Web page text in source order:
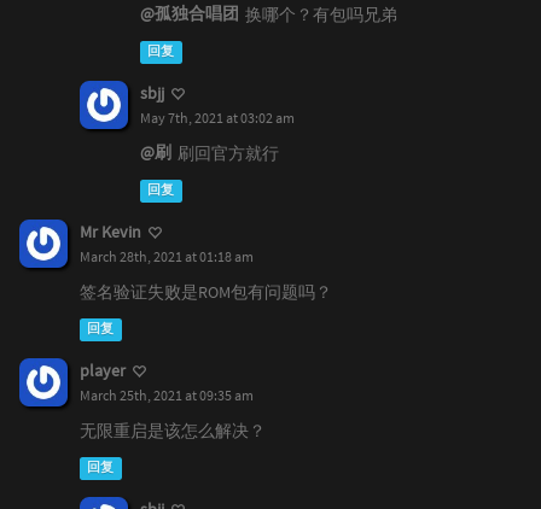
@孤独合唱团 换哪个？有包吗兄弟
回复
sbjj
May 7th, 2021 at 03:02 am
@刷 刷回官方就行
回复
Mr Kevin
March 28th, 2021 at 01:18 am
签名验证失败是ROM包有问题吗？
回复
player
March 25th, 2021 at 09:35 am
无限重启是该怎么解决？
回复